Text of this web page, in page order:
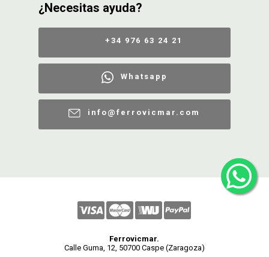
¿Necesitas ayuda?
+34 976 63 24 21
Whatsapp
info@ferrovicmar.com
Ferrovicmar.
Calle Guma, 12, 50700 Caspe (Zaragoza)